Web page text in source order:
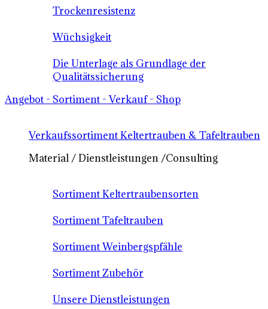
Trockenresistenz
Wüchsigkeit
Die Unterlage als Grundlage der
Qualitätssicherung
Angebot - Sortiment - Verkauf - Shop
Verkaufssortiment Keltertrauben & Tafeltrauben
Material / Dienstleistungen /Consulting
Sortiment Keltertraubensorten
Sortiment Tafeltrauben
Sortiment Weinbergspfähle
Sortiment Zubehör
Unsere Dienstleistungen